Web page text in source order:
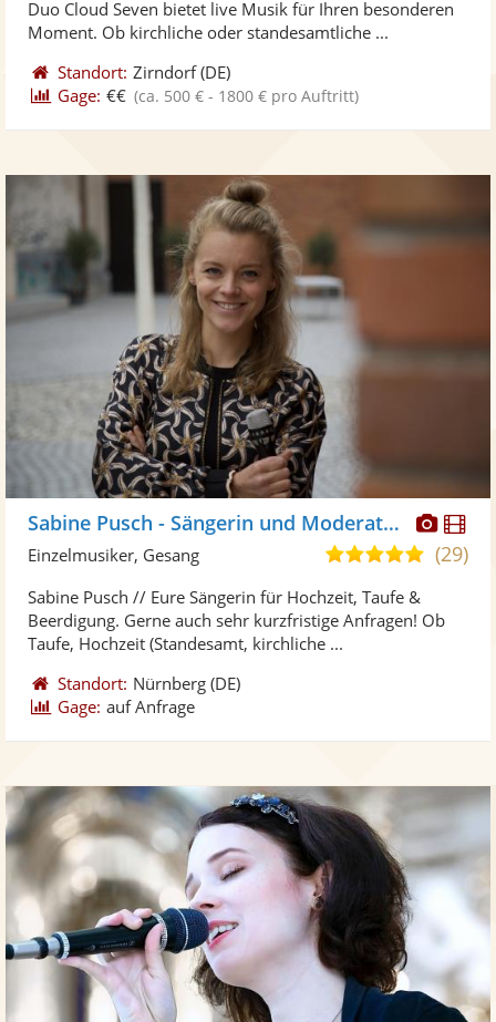
Duo Cloud Seven bietet live Musik für Ihren besonderen
Moment. Ob kirchliche oder standesamtliche ...
Standort: Zirndorf(DE)
Gage: €€ (ca. 500 € - 1800 € pro Auftritt)
Sabine Pusch - Sängerin und Moderatorin
5,0(29)
Einzelmusiker, Gesang
Sabine Pusch // Eure Sängerin für Hochzeit, Taufe &
Beerdigung. Gerne auch sehr kurzfristige Anfragen! Ob
Taufe, Hochzeit (Standesamt, kirchliche ...
Standort: Nürnberg (DE)
Gage: auf Anfrage